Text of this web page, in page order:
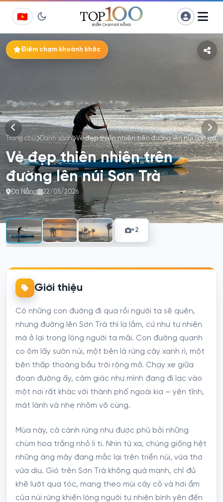
Chuyển
đến
Điểm chạm khoảnh khắc
Trang chủ Danh sách Vẻ đẹp thiên nhiên trên đường lên núi Sơn Trà
Vẻ đẹp thiên nhiên trên
đường lên núi Sơn Trà
Đà Nẵng 22/05/2026
+2
Giới thiệu
Có những con đường đi qua rồi người ta sẽ quên,
nhưng đường lên Sơn Trà thì lạ lắm, cứ như tự nhiên
mà ở lại trong lòng người ta mãi. Con đường quanh
co ôm lấy sườn núi, một bên là rừng cây xanh rì, một
bên thấp thoáng bầu trời rộng mở. Chạy xe giữa
đoạn đường ấy, cảm giác như mình đang đi lạc vào
một nơi rất khác với thành phố ngoài kia — yên tĩnh,
mát lành và nhẹ nhõm vô cùng.
Mùa này, cả cánh rừng như được phủ bởi những
chùm hoa trắng nhỏ li ti. Nhìn từ xa, chúng giống hệt
những áng mây đang mắc lại trên triền núi, vừa thơ
vừa dịu. Gió trên Sơn Trà không quá mạnh, chỉ đủ
khẽ lướt qua tóc, mang theo mùi cây cỏ và hơi ẩm
của núi rừng khiến lòng người tự nhiên bình yên đến